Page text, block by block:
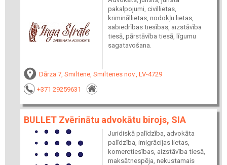
pakalpojumi, civillietas,
krimināllietas, nodokļu lietas,
sabiedrības tiesības, aizstāvība
tiesā, pārstāvība tiesā, līgumu
sagatavošana.
Dārza 7, Smiltene, Smiltenes nov., LV-4729
+371 29259631
BULLET Zvērinātu advokātu birojs, SIA
Juridiskā palīdzība, advokāta
palīdzība, imigrācijas lietas,
komerctiesības, aizstāvība tiesā,
maksātnespēja, nekustamais